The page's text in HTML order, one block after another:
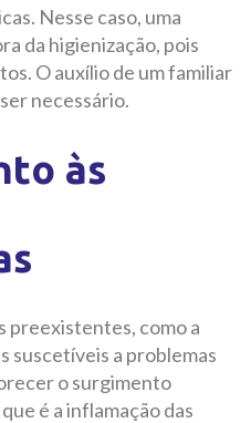
Nesse caso, uma
da higienização, pois
O auxílio de um familiar
necessário.
às
preexistentes, como a
suscetíveis a problemas
o surgimento
é a inflamação das